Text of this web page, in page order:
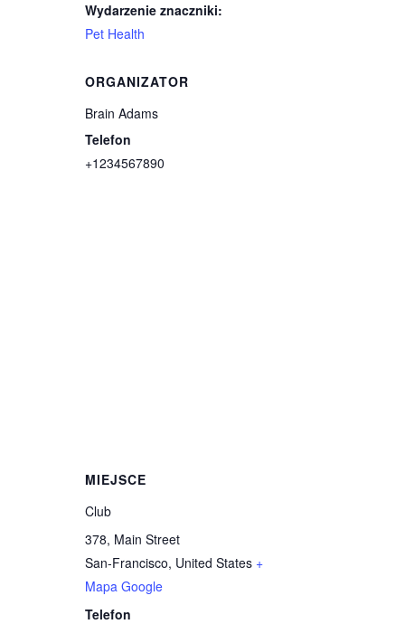
Wydarzenie znaczniki:
Pet Health
ORGANIZATOR
Brain Adams
Telefon
+1234567890
MIEJSCE
Club
378, Main Street
San-Francisco, United States +
Mapa Google
Telefon